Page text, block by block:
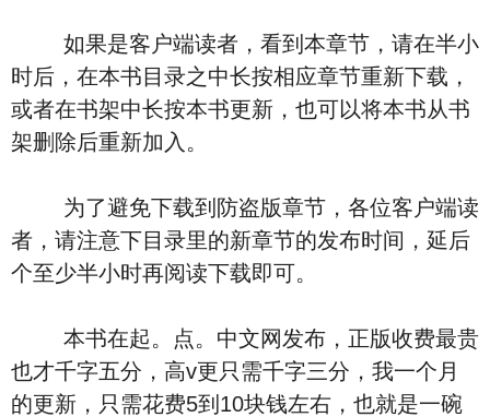
如果是客户端读者，看到本章节，请在半小
时后，在本书目录之中长按相应章节重新下载，
或者在书架中长按本书更新，也可以将本书从书
架删除后重新加入。
为了避免下载到防盗版章节，各位客户端读
者，请注意下目录里的新章节的发布时间，延后
个至少半小时再阅读下载即可。
本书在起。点。中文网发布，正版收费最贵
也才千字五分，高v更只需千字三分，我一个月
的更新，只需花费5到10块钱左右，也就是一碗